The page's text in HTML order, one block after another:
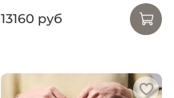
13160 руб